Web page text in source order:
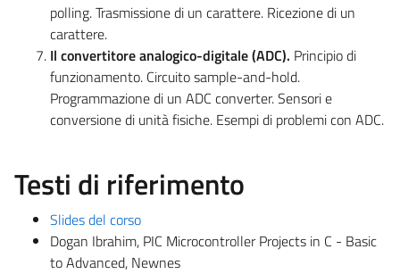
polling. Trasmissione di un carattere. Ricezione di un
carattere.
Il convertitore analogico-digitale (ADC). Principio di
funzionamento. Circuito sample-and-hold.
Programmazione di un ADC converter. Sensori e
conversione di unità fisiche. Esempi di problemi con ADC.
Testi di riferimento
Slides del corso
Dogan Ibrahim, PIC Microcontroller Projects in C - Basic
to Advanced, Newnes